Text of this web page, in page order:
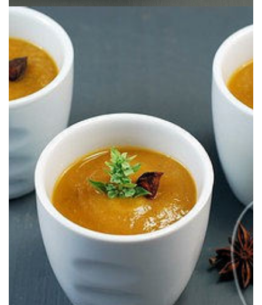
CREMA DE TOMATE, CALABACÍN &
BERENJENA CON ANÍS ESTRELLADO
Una crema de fin de verano y principios de otoño.